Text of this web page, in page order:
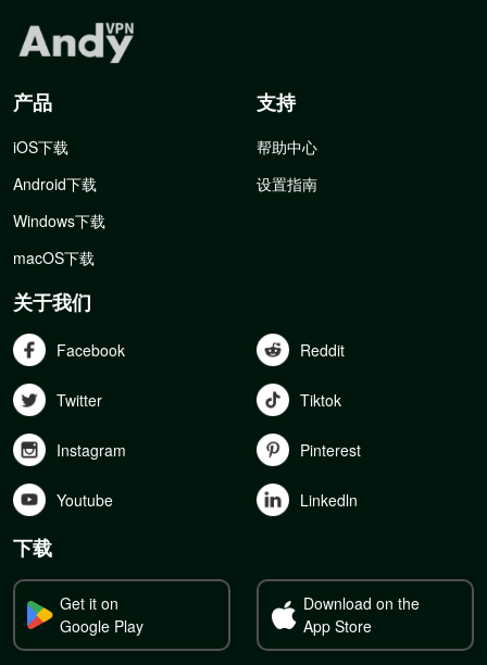
产品
iOS下载
Android下载
Windows下载
macOS下载
支持
帮助中心
设置指南
关于我们
Facebook Reddit
Twitter Tiktok
Instagram Pinterest
Youtube Linkedln
下载
Get it on
Google Play
Download on the
App Store